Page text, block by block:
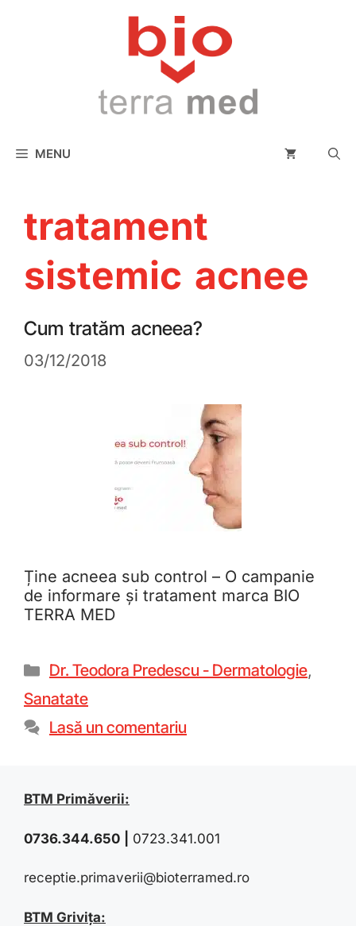
MENU
tratament
sistemic acnee
Cum tratăm acneea?
03/12/2018
Ține acneea sub control – O campanie
de informare și tratament marca BIO
TERRA MED
Dr. Teodora Predescu - Dermatologie,
Sanatate
Lasă un comentariu
BTM Primăverii:
0736.344.650 0723.341.001
receptie.primaverii@bioterramed.ro
BTM Grivița: